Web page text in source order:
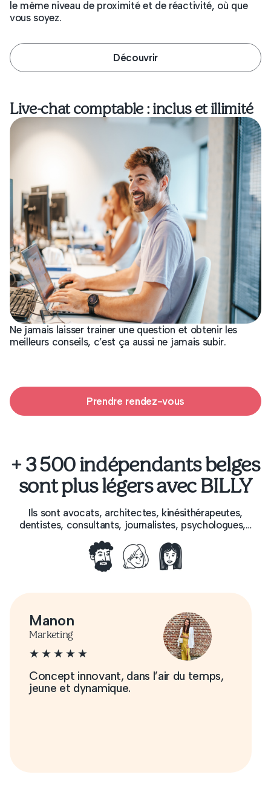
le même niveau de proximité et de réactivité, où que
vous soyez.
Découvrir
Live-chat comptable : inclus et illimité
Ne jamais laisser trainer une question et obtenir les
meilleurs conseils, c’est ça aussi ne jamais subir.
Prendre rendez-vous
+ 3 500 indépendants belges
sont plus légers avec BILLY
Ils sont avocats, architectes, kinésithérapeutes,
dentistes, consultants, journalistes, psychologues,…
Manon
Marketing
Concept innovant, dans l’air du temps,
jeune et dynamique.